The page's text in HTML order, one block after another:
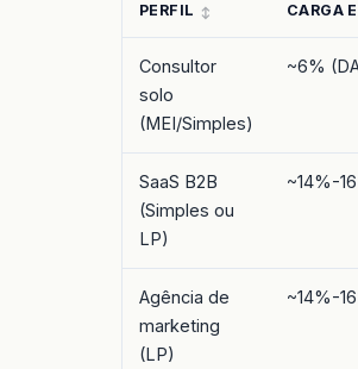
PERFIL CARGA
Consultor
solo
(MEI/Simples)
~6%
SaaS B2B
(Simples ou
LP)
~14%-
Agência de
marketing
(LP)
~14%-